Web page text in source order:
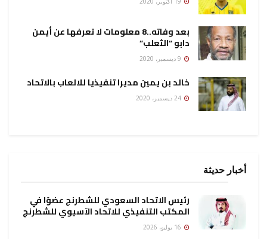
بعد وفاته..8 معلومات لا تعرفها عن أيمن
دابو “الثعلب”
خالد بن يمين مديرا تنفيذيا للالعاب بالاتحاد
أخبار حديثة
رئيس الاتحاد السعودي للشطرنج عضوًا في
المكتب التنفيذي للاتحاد الآسيوي للشطرنج